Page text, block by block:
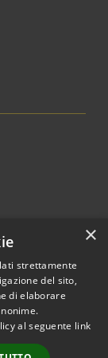
• Comune di
• Powered by
• Accesso
×
strettamente
del sito,
di elaborare
al seguente link